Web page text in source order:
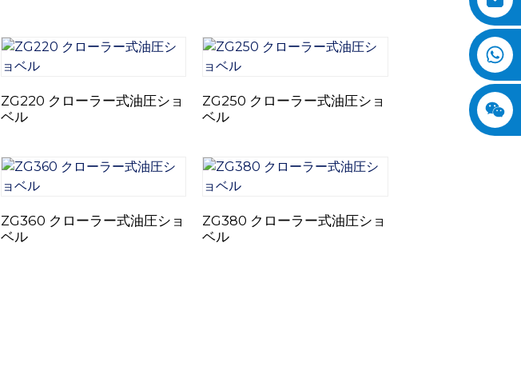
ZG220 クローラー式油圧ショ
ベル
ZG250 クローラー式油圧ショ
ベル
ZG360 クローラー式油圧ショ
ベル
ZG380 クローラー式油圧ショ
ベル